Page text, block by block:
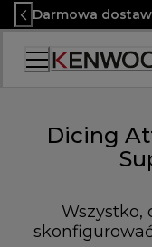
Skip
to
Content
Darmowa
Dicing
Wszystko,